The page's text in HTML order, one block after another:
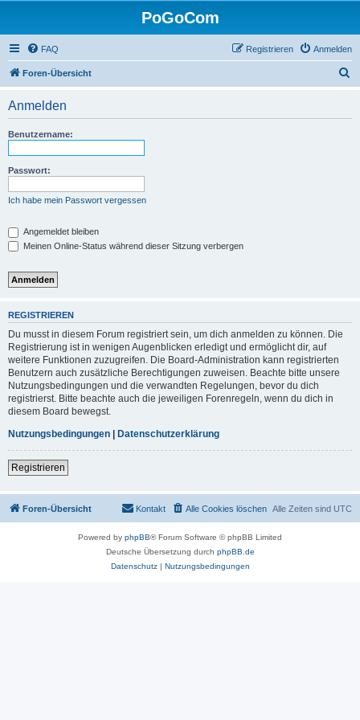
PoGoCom
FAQ Anmelden
Registrieren
Foren-Übersicht
Anmelden
Benutzername:
Passwort:
Ich habe mein Passwort vergessen
Angemeldet bleiben
Meinen Online-Status während dieser Sitzung verbergen
REGISTRIEREN
Du musst in diesem Forum registriert sein, um dich anmelden zu können. Die
Registrierung ist in wenigen Augenblicken erledigt und ermöglicht dir, auf
weitere Funktionen zuzugreifen. Die Board-Administration kann registrierten
Benutzern auch zusätzliche Berechtigungen zuweisen. Beachte bitte unsere
Nutzungsbedingungen und die verwandten Regelungen, bevor du dich
registrierst. Bitte beachte auch die jeweiligen Forenregeln, wenn du dich in
diesem Board bewegst.
Nutzungsbedingungen | Datenschutzerklärung
Registrieren
Foren-Übersicht Alle Zeiten sind UTC
Alle Cookies löschen
Kontakt
Powered by phpBB® Forum Software © phpBB Limited
Deutsche Übersetzung durch phpBB.de
Datenschutz| Nutzungsbedingungen